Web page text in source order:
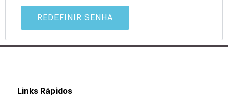
REDEFINIR SENHA
Links Rápidos